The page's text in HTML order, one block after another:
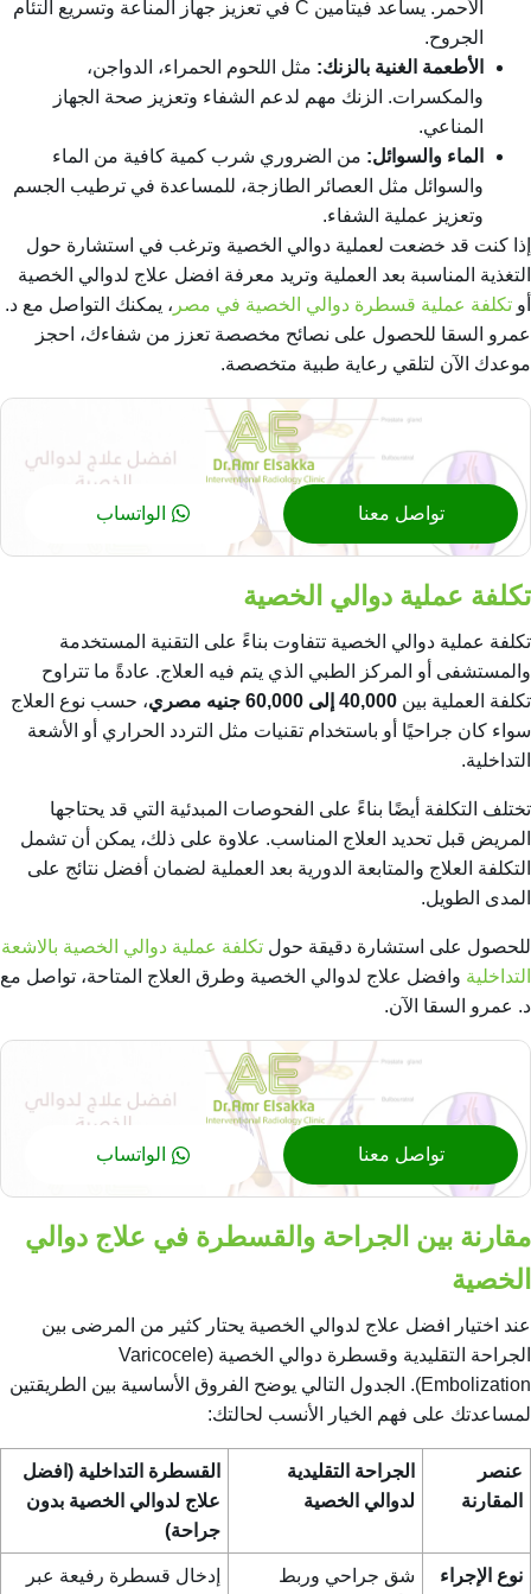
الأحمر. يساعد فيتامين C في تعزيز جهاز المناعة وتسريع التئام
الجروح.
الأطعمة الغنية بالزنك: مثل اللحوم الحمراء، الدواجن،
والمكسرات. الزنك مهم لدعم الشفاء وتعزيز صحة الجهاز
المناعي.
الماء والسوائل: من الضروري شرب كمية كافية من الماء
والسوائل مثل العصائر الطازجة، للمساعدة في ترطيب الجسم
وتعزيز عملية الشفاء.
إذا كنت قد خضعت لعملية دوالي الخصية وترغب في استشارة حول
التغذية المناسبة بعد العملية وتريد معرفة افضل علاج لدوالي الخصية
أو تكلفة عملية قسطرة دوالي الخصية في مصر ، يمكنك التواصل مع د.
عمرو السقا للحصول على نصائح مخصصة تعزز من شفاءك، احجز
موعدك الآن لتلقي رعاية طبية متخصصة.
تواصل معنا الواتساب
تكلفة عملية دوالي الخصية
تكلفة عملية دوالي الخصية تتفاوت بناءً على التقنية المستخدمة
والمستشفى أو المركز الطبي الذي يتم فيه العلاج. عادةً ما تتراوح
تكلفة العملية بين 40,000 إلى 60,000 جنيه مصري
، حسب نوع العلاج
سواء كان جراحيًا أو باستخدام تقنيات مثل التردد الحراري أو الأشعة
التداخلية.
تختلف التكلفة أيضًا بناءً على الفحوصات المبدئية التي قد يحتاجها
المريض قبل تحديد العلاج المناسب. علاوة على ذلك، يمكن أن تشمل
التكلفة العلاج والمتابعة الدورية بعد العملية لضمان أفضل نتائج على
المدى الطويل.
للحصول على استشارة دقيقة حول تكلفة عملية دوالي الخصية بالاشعة
التداخلية و افضل علاج لدوالي الخصية وطرق العلاج المتاحة، تواصل مع
د. عمرو السقا الآن.
تواصل معنا الواتساب
مقارنة بين الجراحة والقسطرة في علاج دوالي
الخصية
عند اختيار افضل علاج لدوالي الخصية يحتار كثير من المرضى بين
الجراحة التقليدية وقسطرة دوالي الخصية (Varicocele
Embolization). الجدول التالي يوضح الفروق الأساسية بين الطريقتين
لمساعدتك على فهم الخيار الأنسب لحالتك:
عنصر
المقارنة
الجراحة التقليدية
لدوالي الخصية
القسطرة التداخلية (افضل
علاج لدوالي الخصية بدون
جراحة)
نوع الإجراء
شق جراحي وربط
إدخال قسطرة رفيعة عبر